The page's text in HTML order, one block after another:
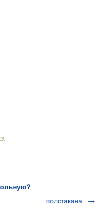
полстакана